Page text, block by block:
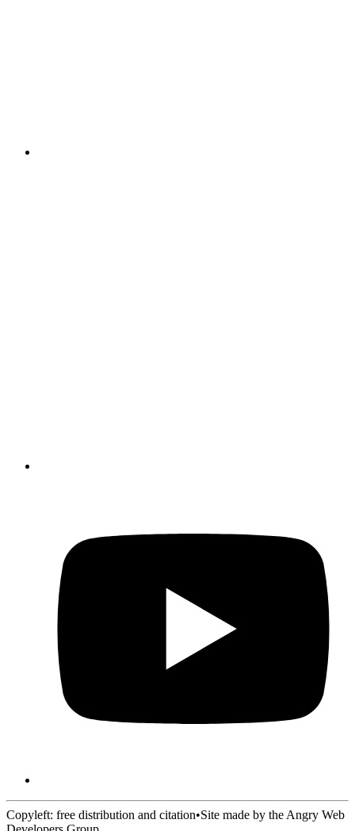
Copyleft: free distribution and citation•Site made by the Angry Web